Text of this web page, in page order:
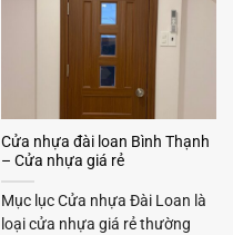
Cửa nhựa đài loan Bình Thạnh
– Cửa nhựa giá rẻ
Mục lục Cửa nhựa Đài Loan là
loại cửa nhựa giá rẻ thường